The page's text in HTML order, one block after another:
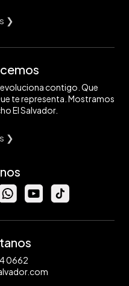
❯
contigo. Que
te representa. Mostramos
El Salvador.
❯
0662